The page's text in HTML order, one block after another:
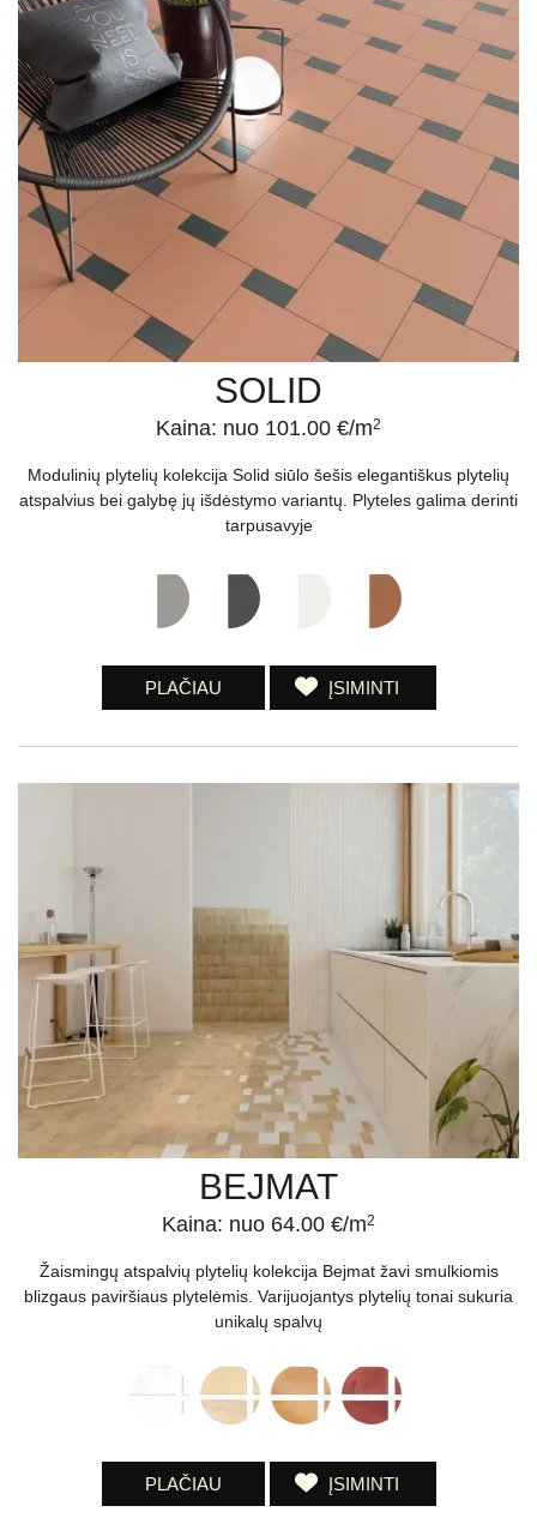
prie kitų šioje patalpoje vyraujančių tonų. Jei bus klijuojamas tik
nedidelis akcentas, pavyzdžiui, plytelės virtuvėje tarp spintelių,
nepabijokite ryškesnių sprendimų, tačiau kitais atvejais verčiau
išsaugoti darną ir harmoniją.
Svarstant, kurios sienų plytelės virtuvei būtų geriausios, tenka
apgalvoti ir kitus aspektus – jei surasti atsakymus sunku, siūlome
išbandyti nemokamas dizaino paslaugas.
Aplankykite „Apdailos namai“ saloną Vilniuje, Žirmūnuose – čia
rasite daugybę apdailos medžiagų ir jus pasitiks įvairiausių
kolekcijų sienų plytelės, kurios užtikrins, kad Jūsų virtuvės
dekoras bus jaukus ir originalus.
SOLID
Kaina: nuo 101.00 €/m2
Modulinių plytelių kolekcija Solid siūlo šešis elegantiškus plytelių
atspalvius bei galybę jų išdėstymo variantų. Plyteles galima derinti
tarpusavyje
PLAČIAU ĮSIMINTI
BEJMAT
Kaina: nuo 64.00 €/m2
Žaismingų atspalvių plytelių kolekcija Bejmat žavi smulkiomis
blizgaus paviršiaus plytelėmis. Varijuojantys plytelių tonai sukuria
unikalų spalvų
PLAČIAU ĮSIMINTI